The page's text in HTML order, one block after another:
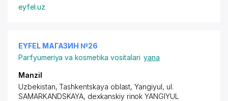
eyfel.uz
EYFEL МАГАЗИН №26
Parfyumeriya va kosmetika vositalari yana
Manzil
Uzbekistan, Tashkentskaya oblast, Yangiyul, ul.
SAMARKANDSKAYA, dexkanskiy rinok YANGIYUL